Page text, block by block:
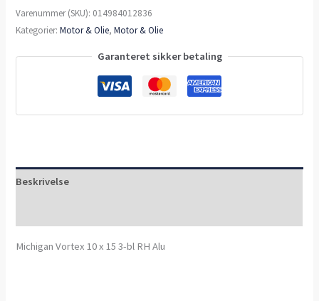
Varenummer (SKU): 014984012836
Kategorier:Motor & Olie,Motor & Olie
Garanteret sikker betaling
Beskrivelse
Michigan Vortex 10 x 15 3-bl RH Alu